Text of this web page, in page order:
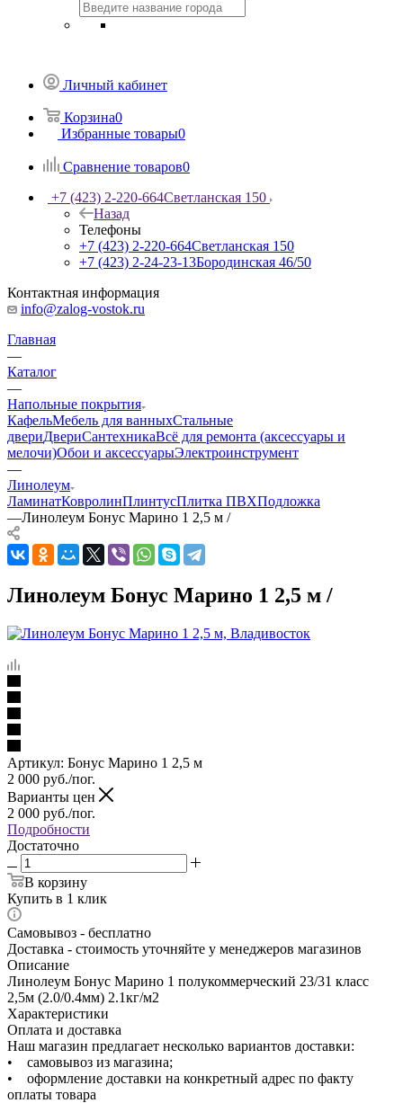
Личный кабинет
Корзина0
Избранные товары0
Сравнение товаров0
+7 (423) 2-220-664Светланская 150
Назад
Телефоны
+7 (423) 2-220-664Светланская 150
+7 (423) 2-24-23-13Бородинская 46/50
Контактная информация
info@zalog-vostok.ru
Главная
—
Каталог
—
Напольные покрытия
КафельМебель для ванныхСтальные
двериДвериСантехникаВсё для ремонта (аксессуары и
мелочи)Обои и аксессуарыЭлектроинструмент
—
Линолеум
ЛаминатКовролинПлинтусПлитка ПВХПодложка
—Линолеум Бонус Марино 1 2,5 м /
Линолеум Бонус Марино 1 2,5 м /
Артикул: Бонус Марино 1 2,5 м
2 000 руб./пог.
Варианты цен
2 000 руб./пог.
Подробности
Достаточно
В корзину
Купить в 1 клик
Самовывоз - бесплатно
Доставка - стоимость уточняйте у менеджеров магазинов
Описание
Линолеум Бонус Марино 1 полукоммерческий 23/31 класс
2,5м (2.0/0.4мм) 2.1кг/м2
Характеристики
Оплата и доставка
Наш магазин предлагает несколько вариантов доставки:
• самовывоз из магазина;
• оформление доставки на конкретный адрес по факту
оплаты товара